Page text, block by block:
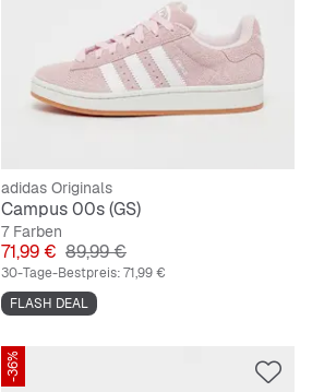
adidas Originals
Campus 00s (GS)
7 Farben
Preis
71,99 € Originalpreis
89,99 €
30-Tage-Bestpreis:71,99 €
FLASH DEAL
-36%